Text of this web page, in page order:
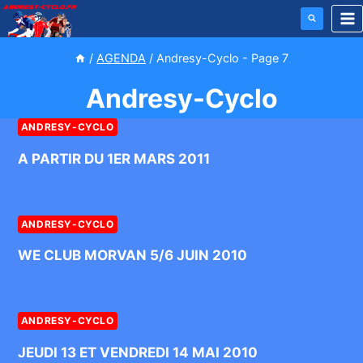
Aller
au
/ AGENDA / Andresy-Cyclo - Page 7
Andresy-Cyclo
ANDRESY-CYCLO
A PARTIR DU 1ER MARS 2011
ANDRESY-CYCLO
WE CLUB MORVAN 5/6 JUIN 2010
ANDRESY-CYCLO
JEUDI 13 ET VENDREDI 14 MAI 2010